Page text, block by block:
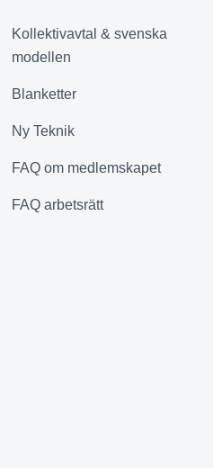
Kollektivavtal & svenska
modellen
Blanketter
Ny Teknik
FAQ om medlemskapet
FAQ arbetsrätt